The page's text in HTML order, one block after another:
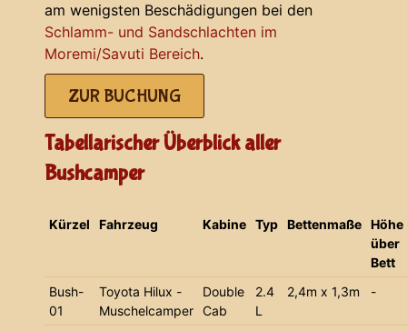
am wenigsten Beschädigungen bei den
Schlamm- und Sandschlachten im
Moremi/Savuti Bereich.
ZUR BUCHUNG
Tabellarischer Überblick aller
Bushcamper
Kürzel Fahrzeug Kabine Typ Bettenmaße Höhe
über
Bett
Bush-
01
Toyota Hilux -
Muschelcamper
Double
Cab
2.4
L
2,4m x 1,3m -